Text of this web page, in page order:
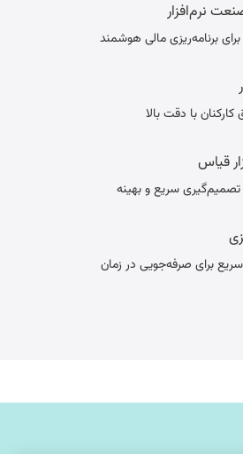
نرم‌­افزار
برنامه‌ریزی مالی هوشمند
با دقت بالا
قیاس
تصمیم‌گیری سریع و بهینه
برای صرفه‌جویی در زمان